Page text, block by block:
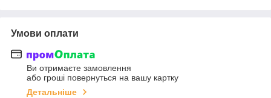
Умови оплати
Ви отримаєте замовлення
або гроші повернуться на вашу картку
Детальніше